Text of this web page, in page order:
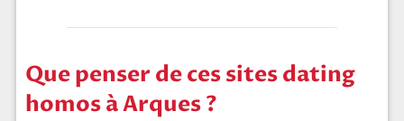
Que penser de ces sites dating
homos à Arques ?